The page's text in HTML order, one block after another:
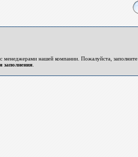
менеджерами нашей компании. Пожалуйста, заполните
заполнения